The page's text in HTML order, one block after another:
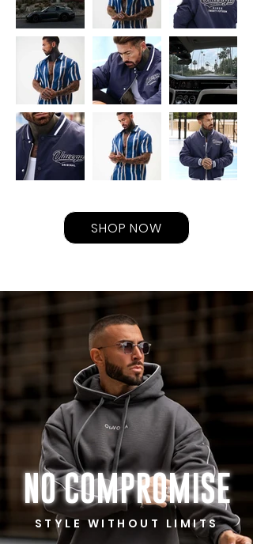
SHOP NOW
NOCOMPROMISE
STYLE WITHOUT LIMITS